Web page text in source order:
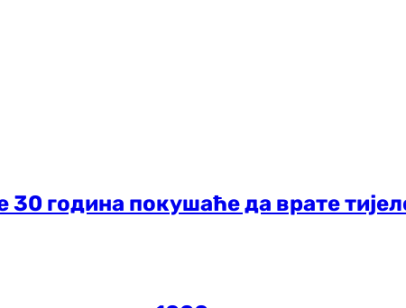
30 година покушаће да врате